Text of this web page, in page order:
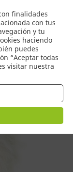
finalidades
con tus
y tu
haciendo
puedes
“Aceptar todas
visitar nuestra
0